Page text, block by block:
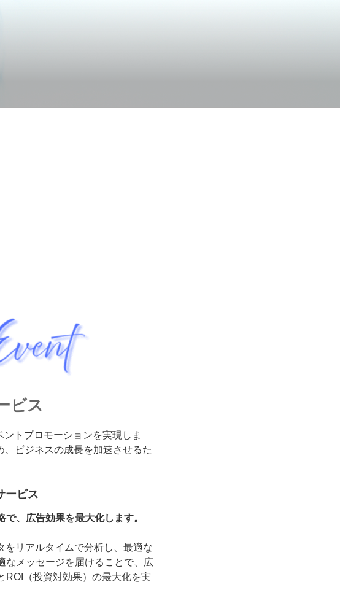
ビス
トプロモーションを実現しま
ビジネスの成長を加速させるた
ービス
で、広告効果を最大化します。
をリアルタイムで分析し、最適な
なメッセージを届けることで、広
ROI（投資対効果）の最大化を実